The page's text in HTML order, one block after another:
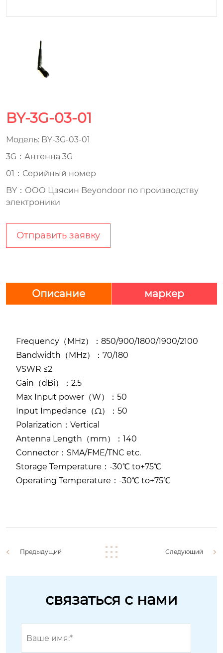
BY-3G-03-01
Модель: BY-3G-03-01
3G：Антенна 3G
01：Серийный номер
BY：ООО Цзясин Beyondoor по производству
электроники
Отправить заявку
Описание маркер
Frequency（MHz）：850/900/1800/1900/2100
Bandwidth（MHz）：70/180
VSWR ≤2
Gain（dBi）：2.5
Max Input power（W）：50
Input Impedance（Ω）：50
Polarization：Vertical
Antenna Length（mm）：140
Connector：SMA/FME/TNC etc.
Storage Temperature：-30℃ to+75℃
Operating Temperature：-30℃ to+75℃
Предыдущий Следующий
связаться с нами